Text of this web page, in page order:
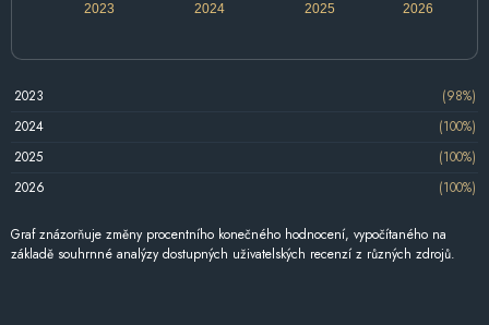
2024 2026
2023 2025
2023
(98%)
2024
(100%)
2025
(100%)
2026
(100%)
Graf znázorňuje změny procentního konečného hodnocení, vypočítaného na
základě souhrnné analýzy dostupných uživatelských recenzí z různých zdrojů.